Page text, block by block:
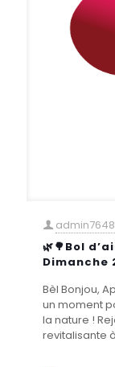
admin7648
🌿🌳Bol
Dimanche
Bèl Bonjou,
un moment
la nature !
revitalisante à